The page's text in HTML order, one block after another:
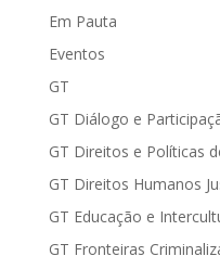
Em Pauta
Eventos
GT
GT Diálogo e
GT Direitos e Políticas
GT Direitos Humanos
GT Educação e
GT Fronteiras